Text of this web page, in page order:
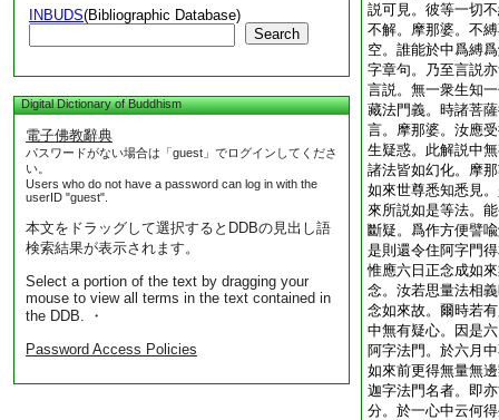
INBUDS(Bibliographic Database)
Search
Digital Dictionary of Buddhism
電子佛教辭典
パスワードがない場合は「guest」でログインしてくださ
い。
Users who do not have a password can log in with the
userID "guest".
本文をドラッグして選択するとDDBの見出し語
検索結果が表示されます。
Select a portion of the text by dragging your
mouse to view all terms in the text contained in
the DDB. ・
Password Access Policies
説可見。彼等一切
不解。摩那婆。不
空。誰能於中爲縛
字章句。乃至言説
言説。無一衆生知
藏法門義。時諸菩
言。摩那婆。汝應
生疑惑。此解説中
諸法皆如幻化。摩
如來世尊悉知悉見
來所説如是等法。
斷疑。爲作方便譬
是則還令住阿字門
惟應六日正念成如
念。汝若思量法相
念如來故。爾時若
中無有疑心。因是
阿字法門。於六月
如來前更得無量無
迦字法門名者。即
分。於一心中云何